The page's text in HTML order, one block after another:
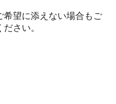
望に添えない場合もご
さい。